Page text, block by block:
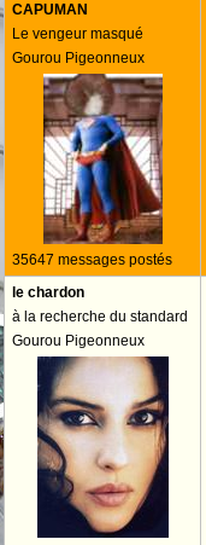
CAPUMAN
Le vengeur masqué
Gourou Pigeonneux
35647 messages postés
le chardon
à la recherche du standard
Gourou Pigeonneux